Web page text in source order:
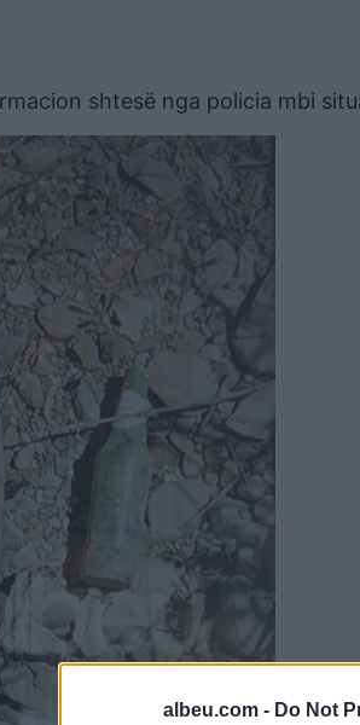
albeu.com - Do Not
shtesë nga policia mbi